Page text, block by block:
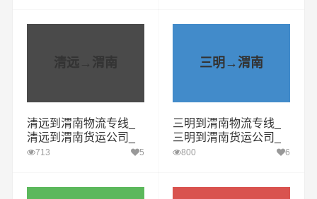
清远→渭南
清远到渭南物流专线_
清远到渭南货运公司_
清远至渭南运输专线哪
713 5
三明→渭南
三明到渭南物流专线_
三明到渭南货运公司_
三明至渭南运输专线哪
800 6